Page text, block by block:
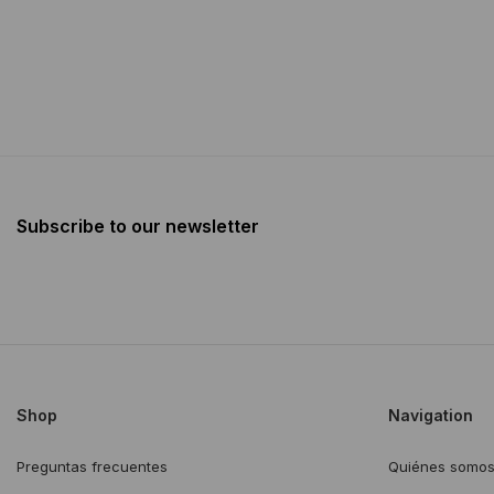
Subscribe to our newsletter
Shop
Preguntas frecuentes
Navigation
Quiénes somos